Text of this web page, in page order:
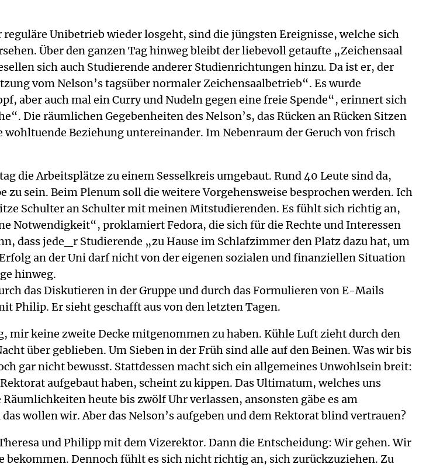
Unibetrieb wieder losgeht, sind die jüngsten Ereignisse, welche sich
Über den ganzen Tag hinweg bleibt der liebevoll getaufte „Zeichensaal
sich auch Studierende anderer Studienrichtungen hinzu. Da ist er, der
vom Nelson’s tagsüber normaler Zeichensaalbetrieb“. Es wurde
aber auch mal ein Curry und Nudeln gegen eine freie Spende“, erinnert sich
Die räumlichen Gegebenheiten des Nelson’s, das Rücken an Rücken Sitzen
Beziehung untereinander. Im Nebenraum der Geruch von frisch
die Arbeitsplätze zu einem Sesselkreis umgebaut. Rund 40 Leute sind da,
sein. Beim Plenum soll die weitere Vorgehensweise besprochen werden. Ich
Schulter an Schulter mit meinen Mitstudierenden. Es fühlt sich richtig an,
Notwendigkeit“, proklamiert Fedora, die sich für die Rechte und Interessen
dass jede_r Studierende „zu Hause im Schlafzimmer den Platz dazu hat, um
an der Uni darf nicht von der eigenen sozialen und finanziellen Situation
hinweg.
das Diskutieren in der Gruppe und durch das Formulieren von E-Mails
Philip. Er sieht geschafft aus von den letzten Tagen.
mir keine zweite Decke mitgenommen zu haben. Kühle Luft zieht durch den
über geblieben. Um Sieben in der Früh sind alle auf den Beinen. Was wir bis
gar nicht bewusst. Stattdessen macht sich ein allgemeines Unwohlsein breit:
aufgebaut haben, scheint zu kippen. Das Ultimatum, welches uns
heute bis zwölf Uhr verlassen, ansonsten gäbe es am
wollen wir. Aber das Nelson’s aufgeben und dem Rektorat blind vertrauen?
und Philipp mit dem Vizerektor. Dann die Entscheidung: Wir gehen. Wir
bekommen. Dennoch fühlt es sich nicht richtig an, sich zurückzuziehen. Zu